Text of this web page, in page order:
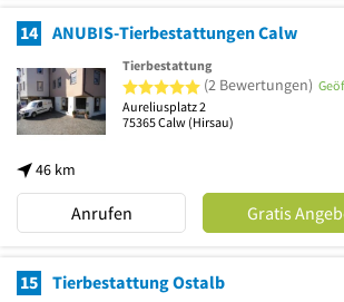
14 ANUBIS-Tierbestattungen Calw
46 km
Tierbestattung
5 von 5 Sternen
(2 Bewertungen)
Aureliusplatz 2
75365Calw (Hirsau)
Anrufen Gratis
15 Tierbestattung Ostalb